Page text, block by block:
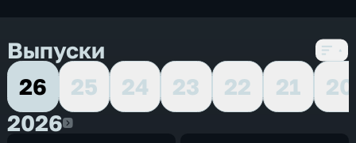
Выпуски
26
25 24 23 22 21
20
20262026